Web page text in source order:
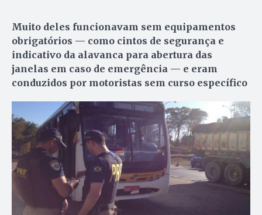
Muito deles funcionavam sem equipamentos
obrigatórios — como cintos de segurança e
indicativo da alavanca para abertura das
janelas em caso de emergência — e eram
conduzidos por motoristas sem curso específico